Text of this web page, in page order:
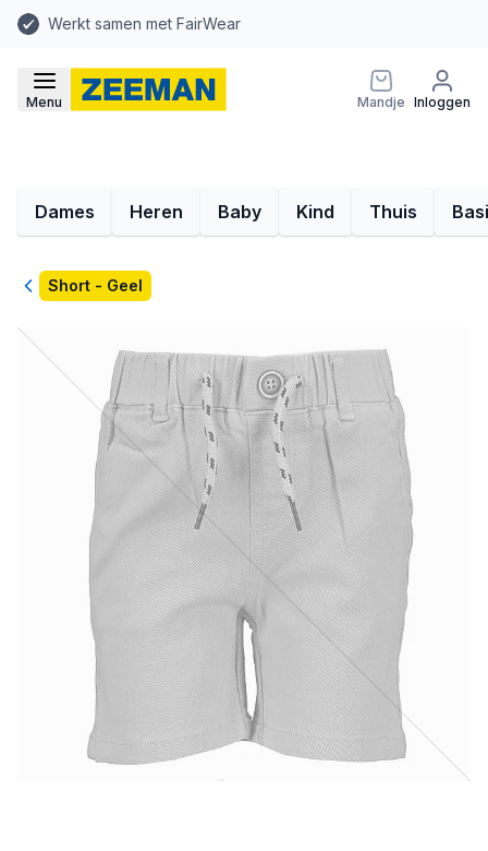
Werkt samen met FairWear
Menu Mandje Inloggen
Dames Heren Baby Kind Thuis
TerugShort - Geel